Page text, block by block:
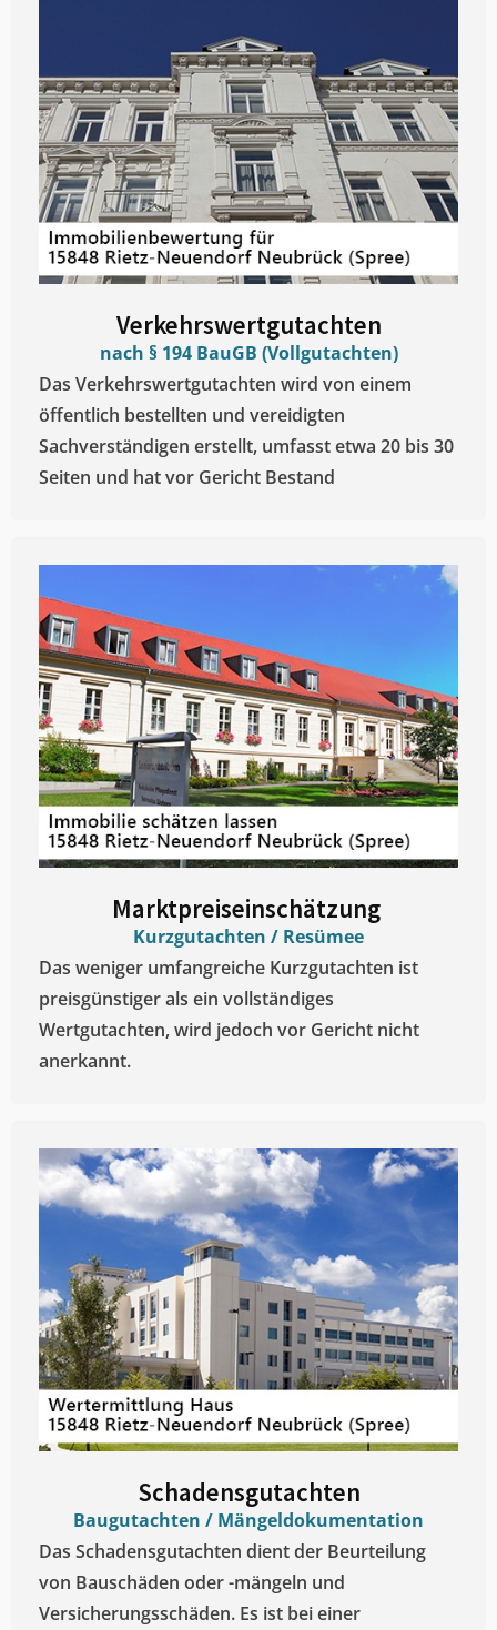
Verkehrswertgutachten
nach § 194 BauGB (Vollgutachten)
Das Verkehrswertgutachten wird von einem
öffentlich bestellten und vereidigten
Sachverständigen erstellt, umfasst etwa 20 bis 30
Seiten und hat vor Gericht Bestand
Marktpreiseinschätzung ​
Kurzgutachten / Resümee
Das weniger umfangreiche Kurzgutachten ist
preisgünstiger als ein vollständiges
Wertgutachten, wird jedoch vor Gericht nicht
anerkannt.
Schadensgutachten
Baugutachten / Mängeldokumentation
Das Schadensgutachten dient der Beurteilung
von Bauschäden oder -mängeln und
Versicherungsschäden. Es ist bei einer